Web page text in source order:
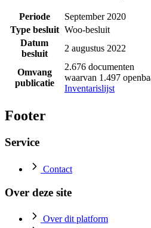
Periode
September 2020
Type besluit Woo-besluit
Datum
besluit
2 augustus 2022
Omvang
publicatie
2.676 documenten
waarvan 1.497
Inventarislijst
Footer
Service
Contact
Over deze site
Over dit platform